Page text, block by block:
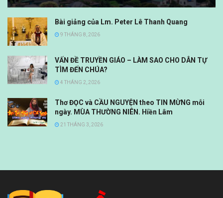
Bài giảng của Lm. Peter Lê Thanh Quang
9 THÁNG 8, 2026
VẤN ĐỀ TRUYỀN GIÁO – LÀM SAO CHO DÂN TỰ
TÌM ĐẾN CHÚA?
4 THÁNG 2, 2026
Thơ ĐỌC và CẦU NGUYỆN theo TIN MỪNG mỗi
ngày. MÙA THƯỜNG NIÊN. Hiền Lâm
21 THÁNG 3, 2026